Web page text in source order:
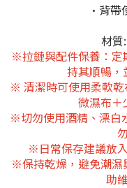
•背帶
材質
※拉鏈與配件保養：定
持其順暢
※ 清潔時可使用柔軟
微濕布
※切勿使用酒精、漂白
※日常保存建議放
※保持乾燥，避免潮濕
助